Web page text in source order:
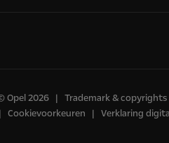
Opel 2026 Trademark & copyrights
Cookievoorkeuren Verklaring